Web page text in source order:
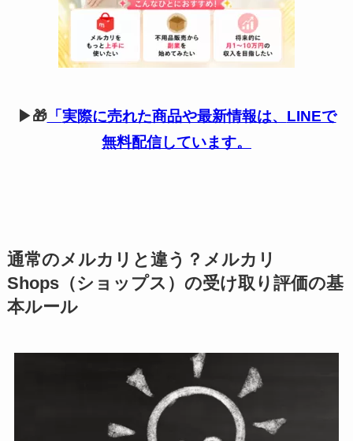
▶🎁「 実際に売れた商品や最新情報は、 LINEで
無料配信しています。
通常のメルカリと違う？メルカリ
Shops（ショップス）の受け取り評価の基
本ルール